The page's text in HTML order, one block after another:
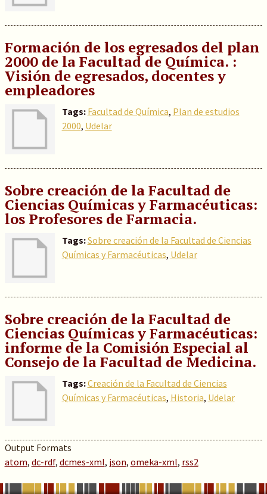
Formación de los egresados del plan
2000 de la Facultad de Química. :
Visión de egresados, docentes y
empleadores
Tags: Facultad de Química, Plan de estudios
2000, Udelar
Sobre creación de la Facultad de
Ciencias Químicas y Farmacéuticas:
los Profesores de Farmacia.
Tags:Sobre creación de la Facultad de Ciencias
Químicas y Farmacéuticas, Udelar
Sobre creación de la Facultad de
Ciencias Químicas y Farmacéuticas:
informe de la Comisión Especial al
Consejo de la Facultad de Medicina.
Tags:Creación de la Facultad de Ciencias
Químicas y Farmacéuticas, Historia, Udelar
Output Formats
atom, dc-rdf, dcmes-xml, json, omeka-xml, rss2